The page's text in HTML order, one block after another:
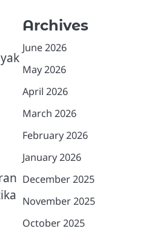
Archives
June 2026
May 2026
April 2026
March 2026
February 2026
January 2026
December 2025
November 2025
October 2025